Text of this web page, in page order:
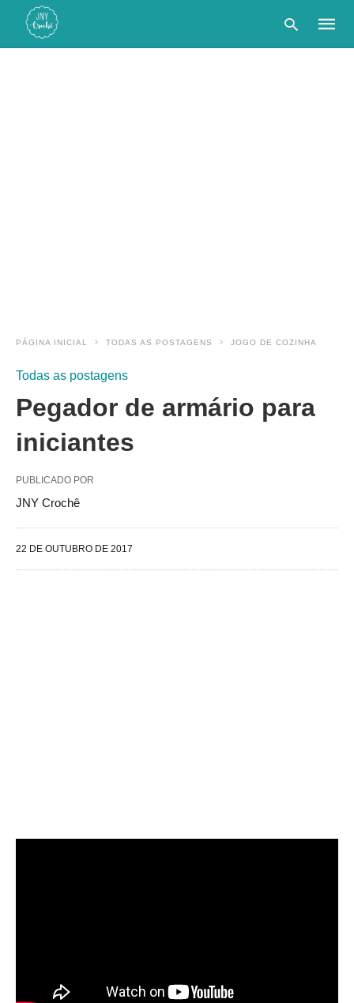
PÁGINA INICIAL TODAS AS POSTAGENS JOGO DE COZINHA
Todas as postagens
Pegador de armário para
iniciantes
PUBLICADO POR
JNY Crochê
22 DE OUTUBRO DE 2017